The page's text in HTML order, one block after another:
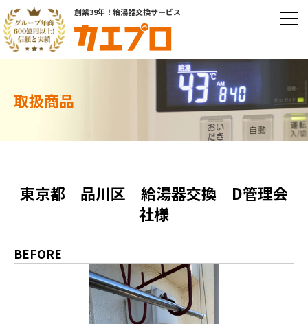
創業39年！給湯器交換サービス
取扱商品
東京都 品川区 給湯器交換 D管理会
社様
BEFORE